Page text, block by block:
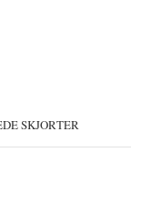
SKJORTER